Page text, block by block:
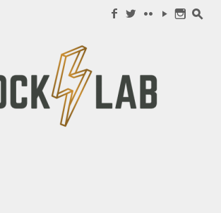
f w c y n s